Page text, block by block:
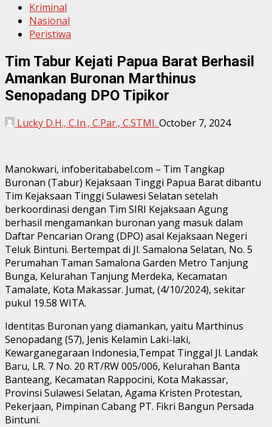
Kriminal
Nasional
Peristiwa
Tim Tabur Kejati Papua Barat Berhasil
Amankan Buronan Marthinus
Senopadang DPO Tipikor
Lucky D.H., C.In., C.Par., C.STMI. October 7, 2024
Manokwari, infoberitababel.com – Tim Tangkap
Buronan (Tabur) Kejaksaan Tinggi Papua Barat dibantu
Tim Kejaksaan Tinggi Sulawesi Selatan setelah
berkoordinasi dengan Tim SIRI Kejaksaan Agung
berhasil mengamankan buronan yang masuk dalam
Daftar Pencarian Orang (DPO) asal Kejaksaan Negeri
Teluk Bintuni. Bertempat di Jl. Samalona Selatan, No. 5
Perumahan Taman Samalona Garden Metro Tanjung
Bunga, Kelurahan Tanjung Merdeka, Kecamatan
Tamalate, Kota Makassar. Jumat, (4/10/2024), sekitar
pukul 19.58 WITA.
Identitas Buronan yang diamankan, yaitu Marthinus
Senopadang (57), Jenis Kelamin Laki-laki,
Kewarganegaraan Indonesia,Tempat Tinggal Jl. Landak
Baru, LR. 7 No. 20 RT/RW 005/006, Kelurahan Banta
Banteang, Kecamatan Rappocini, Kota Makassar,
Provinsi Sulawesi Selatan, Agama Kristen Protestan,
Pekerjaan, Pimpinan Cabang PT. Fikri Bangun Persada
Bintuni.